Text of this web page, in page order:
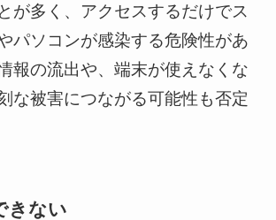
が多く、アクセスするだけでス
パソコンが感染する危険性があ
報の流出や、端末が使えなくな
な被害につながる可能性も否定
きない